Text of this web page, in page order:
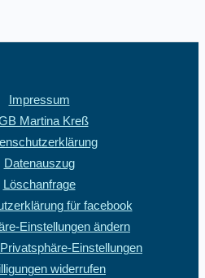
Impressum
Martina Kreß
Datenauszug
Löschanfrage
für facebook
Einstellungen ändern
Einstellungen
widerrufen